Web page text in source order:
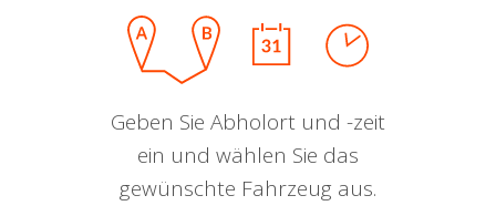
Geben Sie Abholort und -zeit
ein und wählen Sie das
gewünschte Fahrzeug aus.